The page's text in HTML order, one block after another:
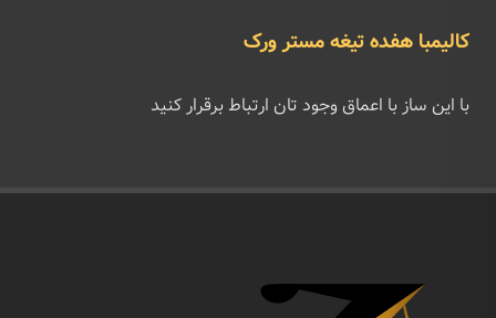
کالیمبا هفده تیغه مستر ورک
با این ساز با اعماق وجود تان ارتباط برقرار کنید